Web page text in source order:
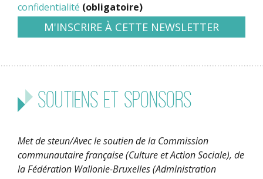
confidentialité (obligatoire)
Soutiens et sponsors
Met de steun/Avec le soutien de la Commission
communautaire française (Culture et Action Sociale), de
la Fédération Wallonie-Bruxelles (Administration